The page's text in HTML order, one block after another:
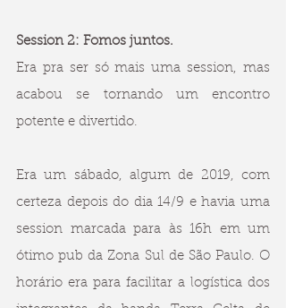
Session 2: Fomos juntos.
Era pra ser só mais uma session, mas
acabou se tornando um encontro
potente e divertido.
Era um sábado, algum de 2019, com
certeza depois do dia 14/9 e havia uma
session marcada para às 16h em um
ótimo pub da Zona Sul de São Paulo. O
horário era para facilitar a logística dos